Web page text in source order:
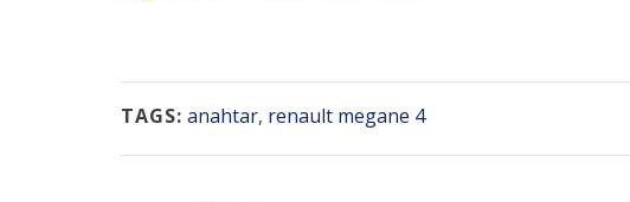
TAGS: anahtar, renault megane 4